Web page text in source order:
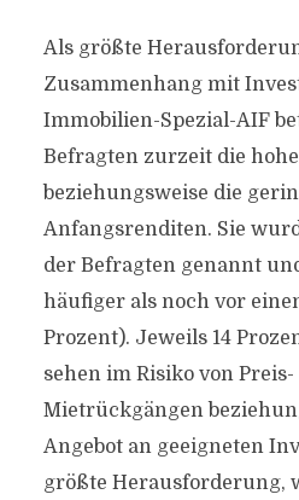
Als größte
Zusammenhang mit
Immobilien-Spezial-AIF
Befragten zurzeit die
beziehungsweise die
Anfangsrenditen. Sie
der Befragten genannt
häufiger als noch vor
Prozent). Jeweils 14
sehen im Risiko von
Mietrückgängen
Angebot an geeigneten
größte Herausforderung,